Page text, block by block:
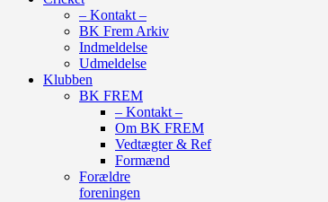
– Kontakt –
BK Frem Arkiv
Indmeldelse
Udmeldelse
Klubben
BK FREM
– Kontakt –
Om BK FREM
Vedtægter & Ref
Formænd
Forældre
foreningen